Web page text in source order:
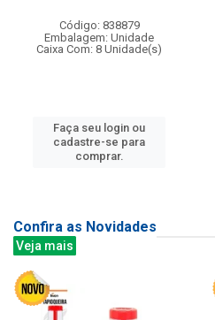
Código: 838879
Embalagem: Unidade
Caixa Com: 8 Unidade(s)
Faça seu login ou
cadastre-se para
comprar.
Confira as Novidades
Veja mais